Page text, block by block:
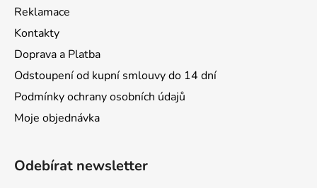
Reklamace
Kontakty
Doprava a Platba
Odstoupení od kupní smlouvy do 14 dní
Podmínky ochrany osobních údajů
Moje objednávka
Odebírat newsletter